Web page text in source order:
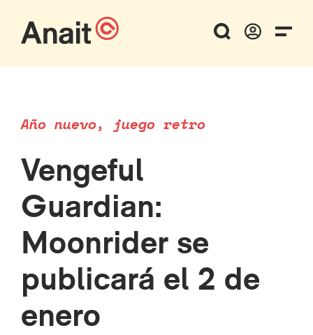
Año nuevo, juego retro
Vengeful
Guardian:
Moonrider se
publicará el 2 de
enero